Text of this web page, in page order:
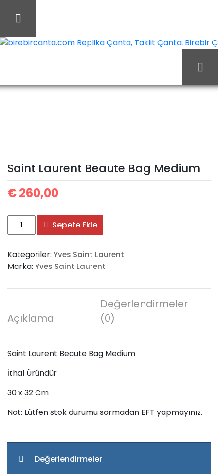
Medium
Saint Laurent Beaute Bag Medium
€260,00
Saint
Laurent
Beaute
Bag
Medium
Sepete Ekle
Kategoriler: Yves Saint Laurent
Marka: Yves Saint Laurent
Açıklama
Değerlendirmeler
(0)
Saint Laurent Beaute Bag Medium
İthal Üründür
30 x 32 Cm
Not: Lütfen stok durumu sormadan EFT yapmayınız.
Değerlendirmeler